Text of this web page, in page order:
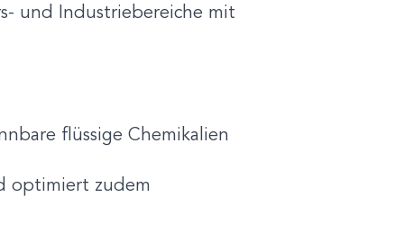
und Industriebereiche mit
flüssige Chemikalien
optimiert zudem